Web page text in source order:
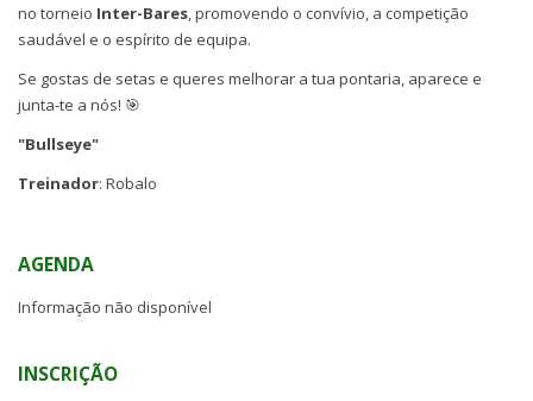
no torneio Inter-Bares, promovendo o convívio, a competição
saudável e o espírito de equipa.
Se gostas de setas e queres melhorar a tua pontaria, aparece e
junta-te a nós! 🎯
"Bullseye"
Treinador: Robalo
AGENDA
Informação não disponível
INSCRIÇÃO